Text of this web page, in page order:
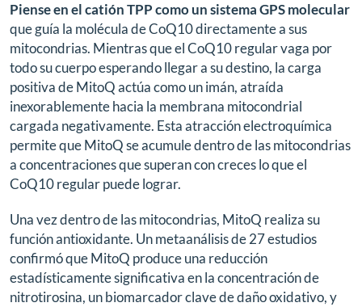
Piense en el catión TPP como un sistema GPS molecular
que guía la molécula de CoQ10 directamente a sus
mitocondrias. Mientras que el CoQ10 regular vaga por
todo su cuerpo esperando llegar a su destino, la carga
positiva de MitoQ actúa como un imán, atraída
inexorablemente hacia la membrana mitocondrial
cargada negativamente. Esta atracción electroquímica
permite que MitoQ se acumule dentro de las mitocondrias
a concentraciones que superan con creces lo que el
CoQ10 regular puede lograr.
Una vez dentro de las mitocondrias, MitoQ realiza su
función antioxidante. Un metaanálisis de 27 estudios
confirmó que MitoQ produce una reducción
estadísticamente significativa en la concentración de
nitrotirosina, un biomarcador clave de daño oxidativo, y